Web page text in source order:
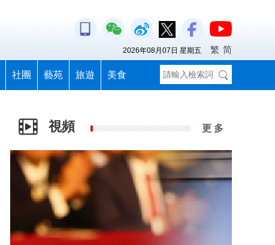
社團 藝苑 旅遊 美食
2026年08月07日 星期五 繁 简
視頻 更 多